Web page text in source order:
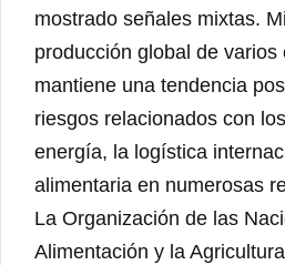
mostrado señales mixtas.
producción global de varios
mantiene una tendencia
riesgos relacionados con
energía, la logística
alimentaria en numerosas
La Organización de las
Alimentación y la